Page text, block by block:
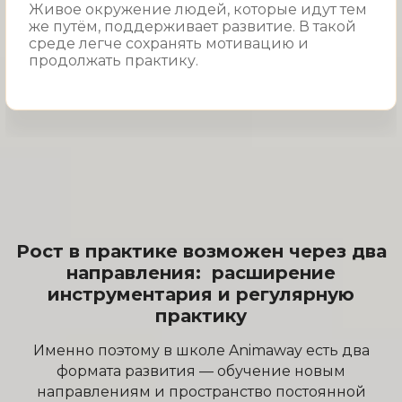
Живое окружение людей, которые идут тем
же путём, поддерживает развитие. В такой
среде легче сохранять мотивацию и
продолжать практику.
Рост в практике возможен через два
направления: расширение
инструментария и регулярную
практику
Именно поэтому в школе Animaway есть два
формата развития — обучение новым
направлениям и пространство постоянной